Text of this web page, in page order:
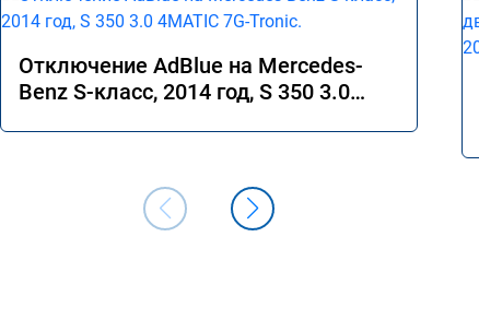
Отключение AdBlue на Mercedes-
Benz S-класс, 2014 год, S 350 3.0